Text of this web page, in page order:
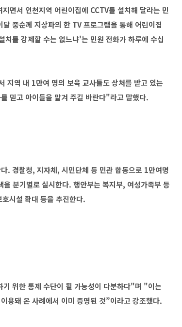
면서 인천지역 어린이집에 CCTV를 설치해 달라는 민
중순께 지상파의 한 TV 프로그램을 통해 어린이집
를 강제할 수는 없느냐'는 민원 전화가 하루에 수십
지역 내 1만여 명의 보육 교사들도 상처를 받고 있는
믿고 아이들을 맡겨 주길 바란다"라고 말했다.
. 경찰청, 지자체, 시민단체 등 민관 합동으로 1만여명
분기별로 실시한다. 행안부는 복지부, 여성가족부 등
시설 확대 등을 추진한다.
위한 통제 수단이 될 가능성이 다분하다"며 "이는
용돼 온 사례에서 이미 증명된 것”이라고 강조했다.